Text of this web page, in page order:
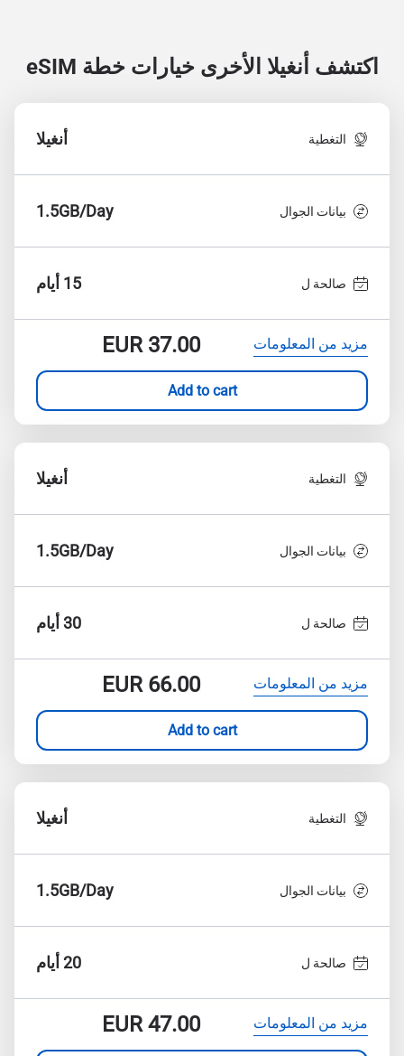
اكتشف أنغيلا الأخرى خيارات خطة eSIM
التغطية أنغيلا
بيانات الجوال 1.5GB/Day
صالحة ل 15 أيام
مزيد من المعلومات EUR37.00
Add to cart
التغطية أنغيلا
بيانات الجوال 1.5GB/Day
صالحة ل 30 أيام
مزيد من المعلومات EUR66.00
Add to cart
التغطية أنغيلا
بيانات الجوال 1.5GB/Day
صالحة ل 20 أيام
مزيد من المعلومات EUR47.00